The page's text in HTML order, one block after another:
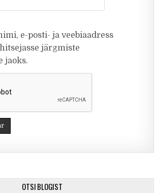
e-posti- ja veebiaadress
järgmiste
jaoks.
OTSI BLOGIST